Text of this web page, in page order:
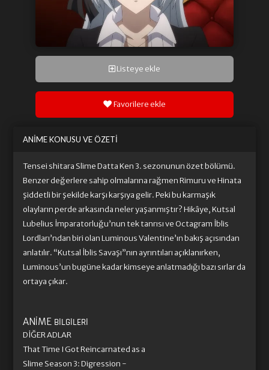
ANIME KONUSU VE ÖZETI
Tensei shitara Slime Datta Ken 3. sezonunun özet bölümü.
Benzer değerlere sahip olmalarına rağmen Rimuru ve Hinata
şiddetli bir şekilde karşı karşıya gelir. Peki bu karmaşık
olayların perde arkasında neler yaşanmıştır? Hikâye, Kutsal
Lubelius İmparatorluğu’nun tek tanrısı ve Octagram İblis
Lordları’ndan biri olan Luminous Valentine’ın bakış açısından
anlatılır. “Kutsal İblis Savaşı”nın ayrıntıları açıklanırken,
Luminous’un bugüne kadar kimseye anlatmadığı bazı sırlar da
ortaya çıkar.
ANIME BILGILERI
DIĞER ADLAR
That Time I Got Reincarnated as a
Slime Season 3: Digression -
Listeye ekle
Favorilere ekle